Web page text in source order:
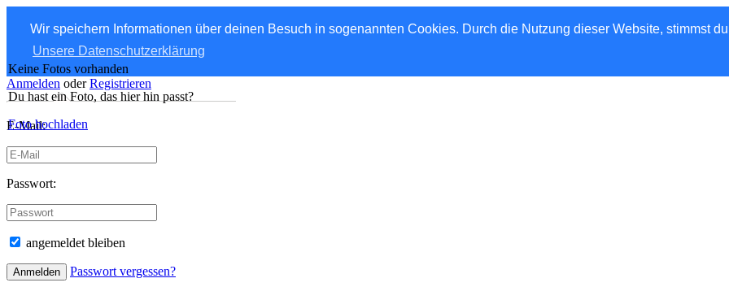
Wir speichern Informationen über deinen Besuch in sogenannten Cookies. Durch die Nutzung dieser Website, stimmst
Unsere Datenschutzerklärung
Anmelden oder Registrieren
E-Mail:
Passwort:
angemeldet bleiben
Passwort vergessen?
Keine Fotos vorhanden
Du hast ein Foto, das hier hin passt?
Foto hochladen